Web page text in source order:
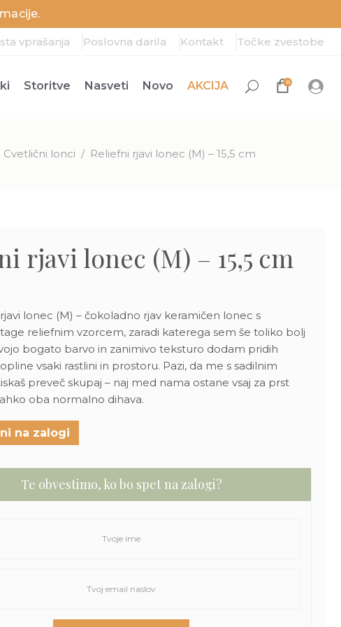
vprašanja Poslovna darila Kontakt Točke zvestobe
Storitve Nasveti Novo AKCIJA 0
Cvetlični lonci / Reliefni rjavi lonec (M) – 15,5 cm
rjavi lonec (M) – 15,5 cm
lonec (M) – čokoladno rjav keramičen lonec s
reliefnim vzorcem, zaradi katerega sem še toliko bolj
bogato barvo in zanimivo teksturo dodam pridih
vsaki rastlini in prostoru. Pazi, da me s sadilnim
preveč skupaj – naj med nama ostane vsaj za prst
oba normalno dihava.
na zalogi
Te obvestimo, ko bo spet na zalogi?